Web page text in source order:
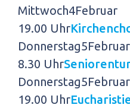
Mittwoch4Februar
19.00 Uhr
Donnerstag5Februar
8.30 Uhr
Donnerstag5Februar
19.00 Uhr